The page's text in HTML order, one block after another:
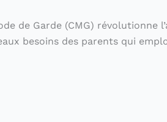
de Garde (CMG) révolutionne
besoins des parents qui